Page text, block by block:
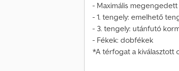
- Maximális
- 1. tengely: emelhető
- 3. tengely: utánfutó
- Fékek: dobfékek
*A térfogat a kiválasztott